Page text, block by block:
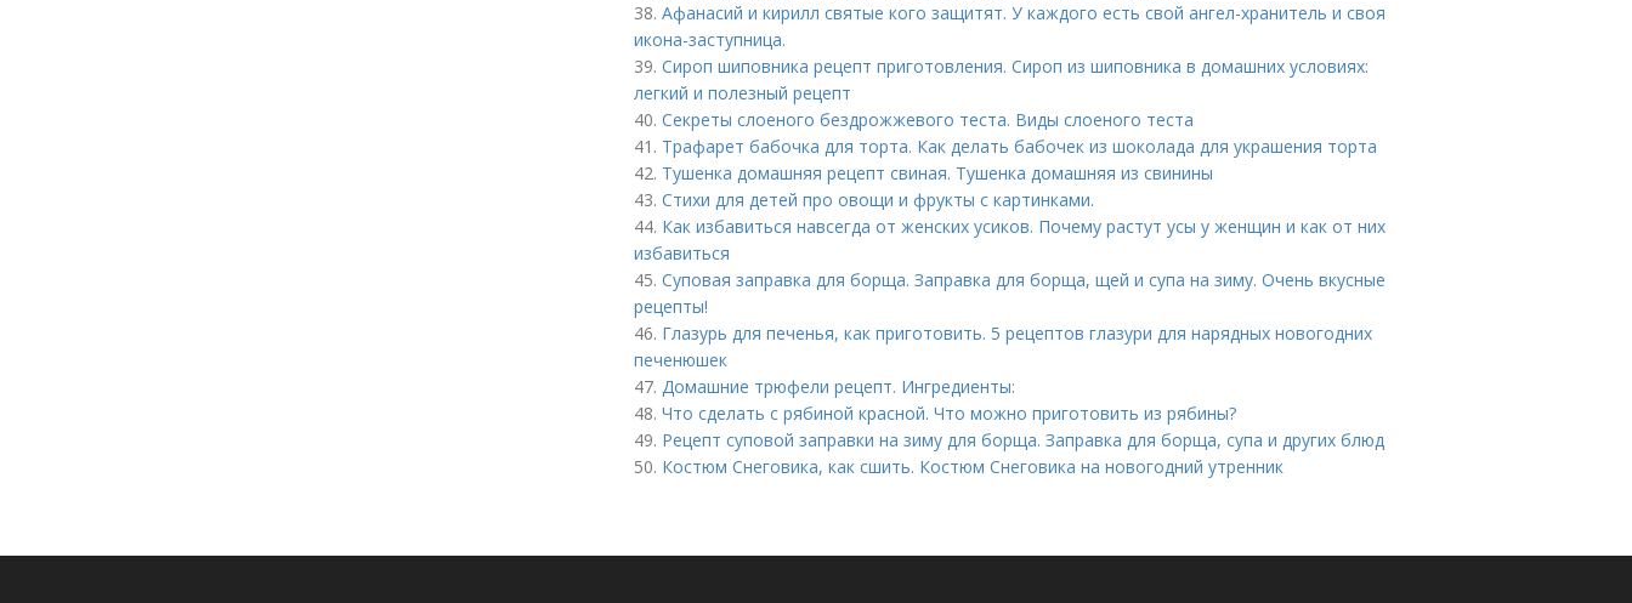
38. Афанасий и кирилл святые кого защитят. У каждого есть свой ангел-хранитель и своя
икона-заступница.
39. Сироп шиповника рецепт приготовления. Сироп из шиповника в домашних условиях:
легкий и полезный рецепт
40. Секреты слоеного бездрожжевого теста. Виды слоеного теста
41. Трафарет бабочка для торта. Как делать бабочек из шоколада для украшения торта
42. Тушенка домашняя рецепт свиная. Тушенка домашняя из свинины
43. Стихи для детей про овощи и фрукты с картинками.
44. Как избавиться навсегда от женских усиков. Почему растут усы у женщин и как от них
избавиться
45. Суповая заправка для борща. Заправка для борща, щей и супа на зиму. Очень вкусные
рецепты!
46. Глазурь для печенья, как приготовить. 5 рецептов глазури для нарядных новогодних
печенюшек
47. Домашние трюфели рецепт. Ингредиенты:
48. Что сделать с рябиной красной. Что можно приготовить из рябины?
49. Рецепт суповой заправки на зиму для борща. Заправка для борща, супа и других блюд
50. Костюм Снеговика, как сшить. Костюм Снеговика на новогодний утренник